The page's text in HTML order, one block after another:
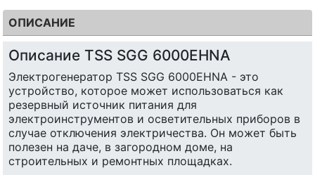
ОПИСАНИЕ
Описание TSS SGG 6000EHNA
Электрогенератор TSS SGG 6000EHNA - это
устройство, которое может использоваться как
резервный источник питания для
электроинструментов и осветительных приборов в
случае отключения электричества. Он может быть
полезен на даче, в загородном доме, на
строительных и ремонтных площадках.